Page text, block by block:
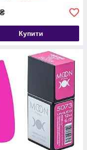
₴
Купити